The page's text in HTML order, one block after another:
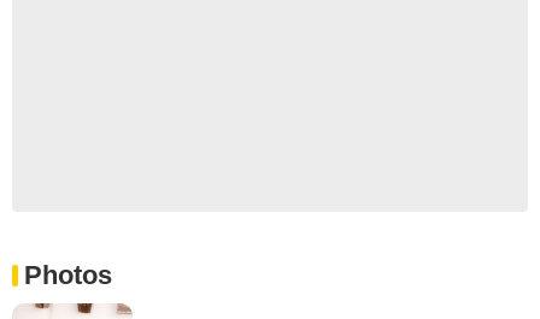
Photos